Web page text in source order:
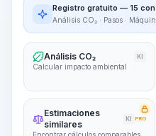
Registro gratuito — 15
Análisis CO₂ · Pasos ·
Análisis CO₂ KI
Calcular impacto ambiental
Estimaciones
similares
KI PRO